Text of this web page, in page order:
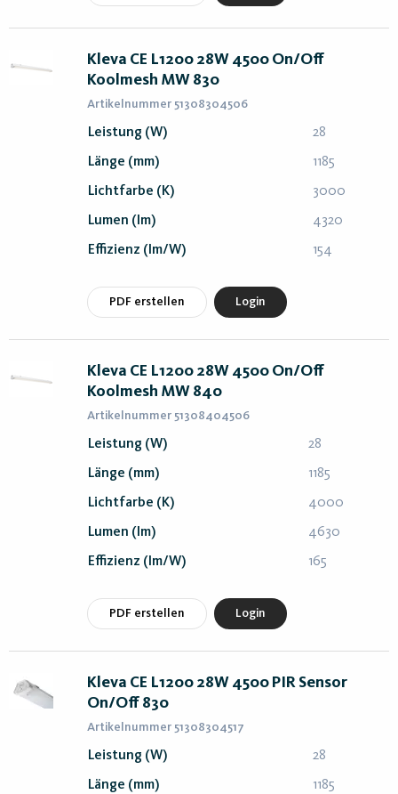
Kleva CE L1200 28W 4500 On/Off
Koolmesh MW 830
Artikelnummer 51308304506
Leistung (W) 28
Länge (mm) 1185
Lichtfarbe (K) 3000
Lumen (lm) 4320
Effizienz (lm/W) 154
PDF erstellen Login
Kleva CE L1200 28W 4500 On/Off
Koolmesh MW 840
Artikelnummer 51308404506
Leistung (W) 28
Länge (mm) 1185
Lichtfarbe (K) 4000
Lumen (lm) 4630
Effizienz (lm/W) 165
PDF erstellen Login
Kleva CE L1200 28W 4500 PIR Sensor
On/Off 830
Artikelnummer 51308304517
Leistung (W) 28
Länge (mm) 1185